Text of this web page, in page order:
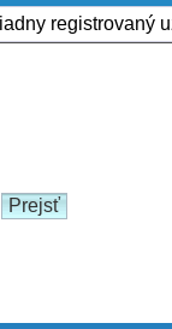
registrovaný